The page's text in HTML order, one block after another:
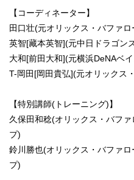
【コーディネーター】
田口壮(元オリックス・バファロ
英智[藏本英智](元中日ドラゴン
大和[前田大和](元横浜DeNAベ
T-岡田[岡田貴弘](元オリックス
【特別講師(トレーニング)】
久保田和稔(オリックス・バフ
プ)
鈴川勝也(オリックス・バファ
プ)